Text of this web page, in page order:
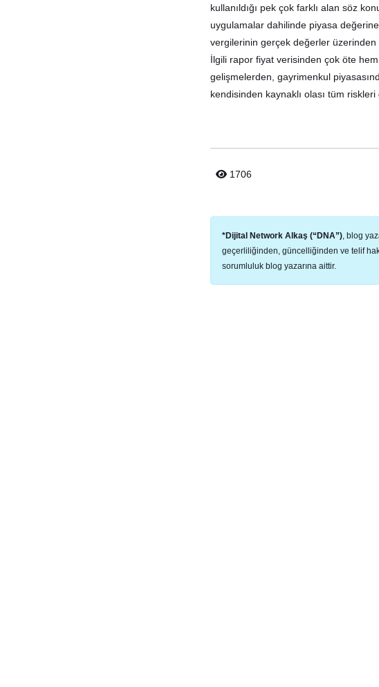
kullanıldığı pek çok farklı alan söz
uygulamalar dahilinde piyasa
vergilerinin gerçek değerler üzerinden
İlgili rapor fiyat verisinden çok öte hem
gelişmelerden, gayrimenkul
kendisinden kaynaklı olası tüm riskleri
1706
*Dijital Network Alkaş (“DNA”) , blog
geçerliliğinden, güncelliğinden ve telif
sorumluluk blog yazarına aittir.